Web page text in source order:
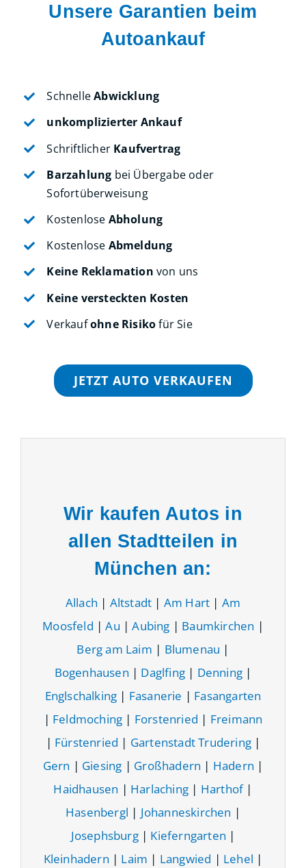
Unsere Garantien beim
Autoankauf
SchnelleAbwicklung
unkomplizierter Ankauf
Schriftlicher Kaufvertrag
Barzahlung bei Übergabe oder
Sofortüberweisung
Kostenlose Abholung
Kostenlose Abmeldung
Keine Reklamation von uns
Keine versteckten Kosten
Verkaufohne Risikofür Sie
JETZT AUTO VERKAUFEN
Wir kaufen Autos in
allen Stadtteilen in
München an:
Allach | Altstadt | Am Hart | Am
Moosfeld |Au |Aubing | Baumkirchen |
Berg am Laim | Blumenau |
Bogenhausen | Daglfing | Denning |
Englschalking | Fasanerie | Fasangarten
| Feldmoching | Forstenried | Freimann
| Fürstenried | Gartenstadt Trudering |
Gern | Giesing | Großhadern | Hadern |
Haidhausen | Harlaching | Harthof|
Hasenbergl | Johanneskirchen |
Josephsburg| Kieferngarten |
Kleinhadern | Laim | Langwied | Lehel |